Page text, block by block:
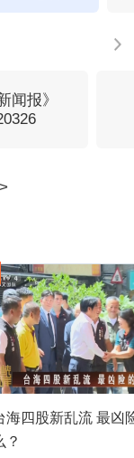
业新赛道
闻报》
海四股新乱流 最凶
？